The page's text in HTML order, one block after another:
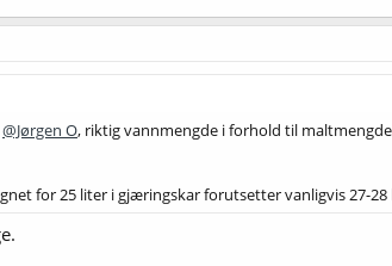
@Jørgen O, riktig vannmengde i forhold til
for 25 liter i gjæringskar forutsetter vanligvis 27-